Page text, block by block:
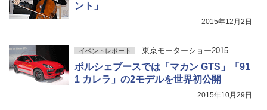
ント」
2015年12月2日
イベントレポート 東京モーターショー2015
ポルシェブースでは「マカン GTS」「91
1 カレラ」の2モデルを世界初公開
2015年10月29日